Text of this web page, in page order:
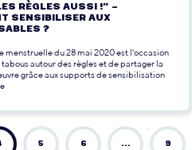
RÈGLES AUSSI !” –
SENSIBILISER AUX
?
menstruelle du 28 mai 2020 est l'occasion
autour des règles et de partager la
grâce aux supports de sensibilisation
5 6 … 9